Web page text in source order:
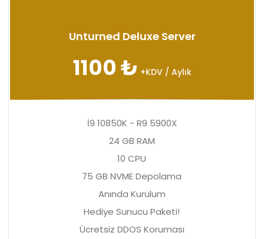
Unturned Deluxe Server
1100 ₺ +KDV / Aylık
İ9 10850K - R9 5900X
24 GB RAM
10 CPU
75 GB NVME Depolama
Anında Kurulum
Hediye Sunucu Paketi!
Ücretsiz DDOS Koruması